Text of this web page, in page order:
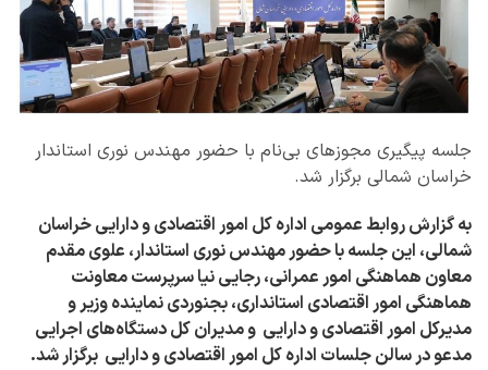
جلسه پیگیری مجوزهای بی‌نام با حضور مهندس نوری استاندار
خراسان شمالی برگزار شد.
به گزارش روابط عمومی اداره کل امور اقتصادی و دارایی خراسان
شمالی، این جلسه با حضور مهندس نوری استاندار، علوی مقدم
معاون هماهنگی امور عمرانی، رجایی نیا سرپرست معاونت
هماهنگی امور اقتصادی استانداری، بجنوردی نماینده وزیر و
مدیرکل امور اقتصادی و دارایی و مدیران کل دستگاه‌های اجرایی
مدعو در سالن جلسات اداره کل امور اقتصادی و دارایی برگزار شد.